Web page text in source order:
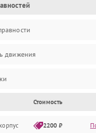
движения
датчиков
программного обеспечения
Стоимость
2200 ₽